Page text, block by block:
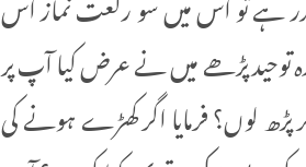
توحید پڑھے میں نے عرض کیا آپ پر
پڑھ لوں؟ فرمایا اگر کھڑے ہونے کی